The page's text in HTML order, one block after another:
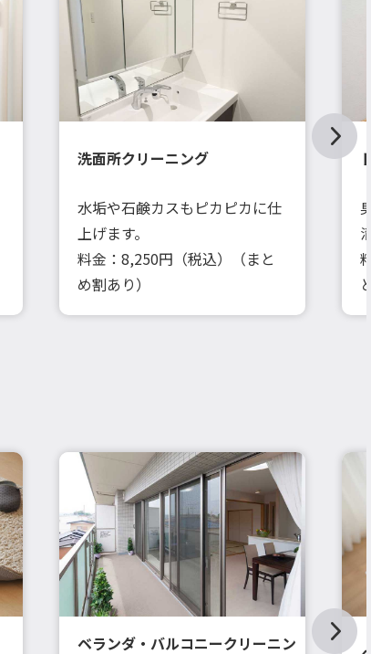
洗面所クリーニング
水垢や石鹸カスもピカピカに仕
上げます。
料金：8,250円（税込）（まと
め割あり）
ベランダ・バルコニークリーニン